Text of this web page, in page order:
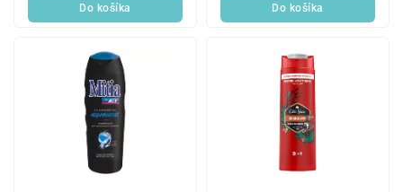
Do košíka Do košíka